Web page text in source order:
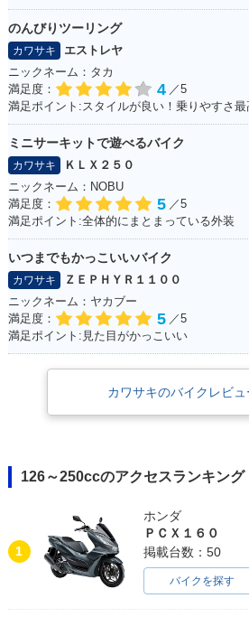
のんびりツーリング
カワサキ
エストレヤ
ニックネーム：タカ
満足度：
4 ／5
満足ポイント:スタイルが良い！乗りやすさ最
ミニサーキットで遊べるバイク
カワサキ
ＫＬＸ２５０
ニックネーム：NOBU
満足度：
5 ／5
満足ポイント:全体的にまとまっている外装
いつまでもかっこいいバイク
カワサキ
ＺＥＰＨＹＲ１１００
ニックネーム：ヤカブー
満足度：
5 ／5
満足ポイント:見た目がかっこいい
カワサキのバイクレビュ
126～250ccのアクセスランキング
1
ホンダ
ＰＣＸ１６０
掲載台数：50
バイクを探す